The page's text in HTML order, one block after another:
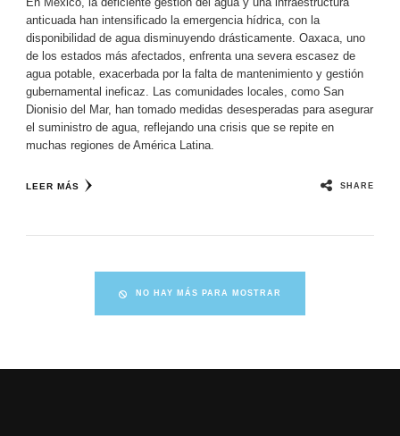
anticuada han intensificado la emergencia hídrica, con la
disponibilidad de agua disminuyendo drásticamente. Oaxaca, uno
de los estados más afectados, enfrenta una severa escasez de
agua potable, exacerbada por la falta de mantenimiento y gestión
gubernamental ineficaz. Las comunidades locales, como San
Dionisio del Mar, han tomado medidas desesperadas para asegurar
el suministro de agua, reflejando una crisis que se repite en
muchas regiones de América Latina.
LEER MÁS SHARE
NO HAY MÁS PARA MOSTRAR